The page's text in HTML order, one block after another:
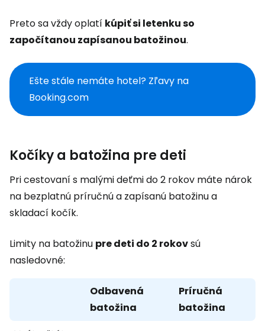
Preto sa vždy oplatí kúpiť si letenku so
započítanou zapísanou batožinou.
Ešte stále nemáte hotel? Zľavy na
Booking.com
Kočíky a batožina pre deti
Pri cestovaní s malými deťmi do 2 rokov máte nárok
na bezplatnú príručnú a zapísanú batožinu a
skladací kočík.
Limity na batožinu pre deti do 2 rokovsú
nasledovné:
Odbavená
batožina
Príručná
batožina